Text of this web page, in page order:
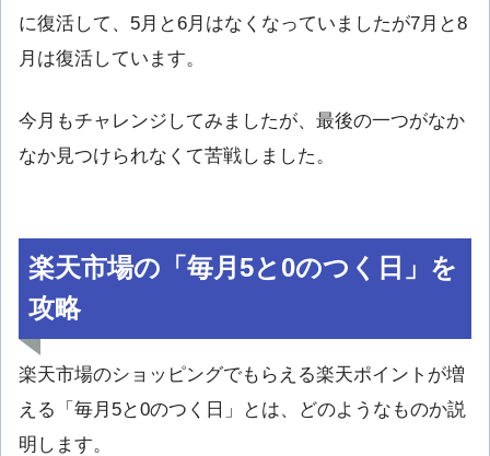
に復活して、5月と6月はなくなっていましたが7月と8
月は復活しています。
今月もチャレンジしてみましたが、最後の一つがなか
なか見つけられなくて苦戦しました。
楽天市場の「毎月5と0のつく日」を
攻略
楽天市場のショッピングでもらえる楽天ポイントが増
える「毎月5と0のつく日」とは、どのようなものか説
明します。